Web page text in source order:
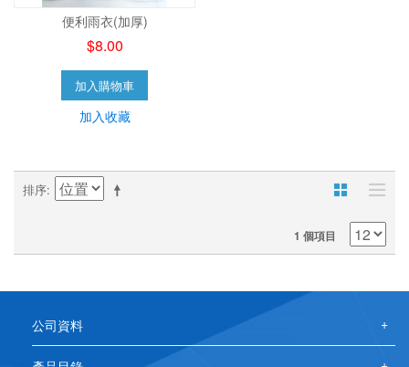
便利雨衣(加厚)
$8.00
加入購物車
加入收藏
排序
1 個項目
公司資料